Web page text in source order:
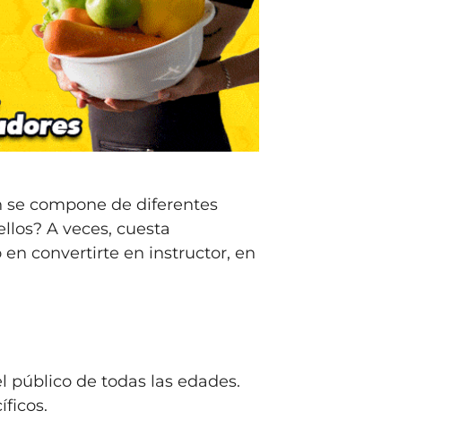
se compone de diferentes
A veces, cuesta
en convertirte en instructor, en
público de todas las edades.